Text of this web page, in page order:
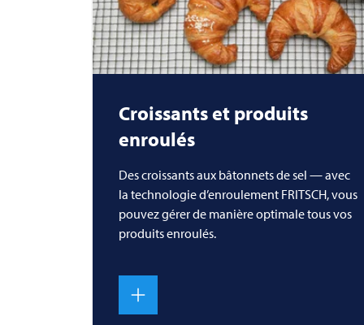
Croissants et produits
enroulés
Des croissants aux bâtonnets de sel — avec
la technologie d’enroulement FRITSCH, vous
pouvez gérer de manière optimale tous vos
produits enroulés.